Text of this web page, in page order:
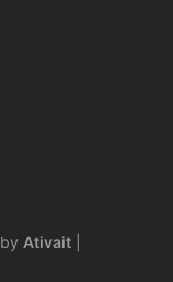
Ativait